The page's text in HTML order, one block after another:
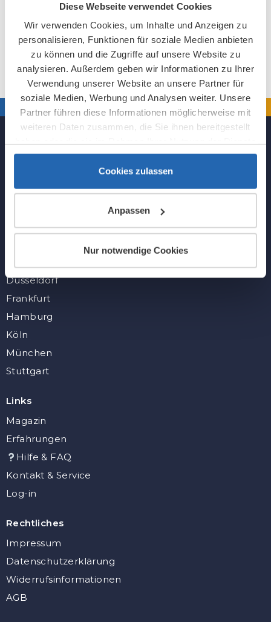
Diese Webseite verwendet Cookies
Wir verwenden Cookies, um Inhalte und Anzeigen zu
personalisieren, Funktionen für soziale Medien anbieten
zu können und die Zugriffe auf unsere Website zu
analysieren. Außerdem geben wir Informationen zu Ihrer
Verwendung unserer Website an unsere Partner für
soziale Medien, Werbung und Analysen weiter. Unsere
Partner führen diese Informationen möglicherweise mit
weiteren Daten zusammen, die Sie ihnen bereitgestellt
gesammelt haben.
Cookies zulassen
Anpassen
Nur notwendige Cookies
Düsseldorf
Frankfurt
Hamburg
Köln
München
Stuttgart
Links
Magazin
Erfahrungen
Hilfe & FAQ
Kontakt & Service
Log-in
Rechtliches
Impressum
Datenschutzerklärung
Widerrufsinformationen
AGB